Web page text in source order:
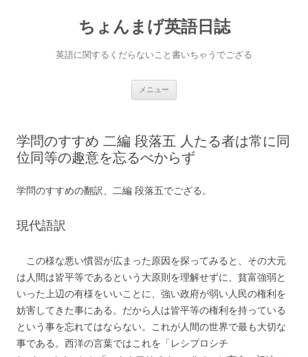
ちょんまげ英語日誌
英語に関するくだらないこと書いちゃうでござる
メニュー
ス
ッ
学問のすすめ 二編 段落五 人たる者は常に同
位同等の趣意を忘るべからず
学問のすすめの翻訳、二編 段落五でござる。
現代語訳
この様な悪い慣習が広まった原因を探ってみると、その大元
は人間は皆平等であるという大原則を理解せずに、貧富強弱と
いった上辺の有様をいいことに、強い政府が弱い人民の権利を
妨害してきた事にある。だから人は皆平等の権利を持っている
という事を忘れてはならない。これが人間の世界で最も大切な
事である。西洋の言葉ではこれを「レシプロシチ